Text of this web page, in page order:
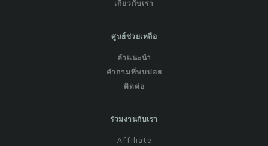
เกี่ยวกับเรา
ศูนย์ช่วยเหลือ
คำแนะนำ
คำถามที่พบบ่อย
ติดต่อ
ร่วมงานกับเรา
Affiliate